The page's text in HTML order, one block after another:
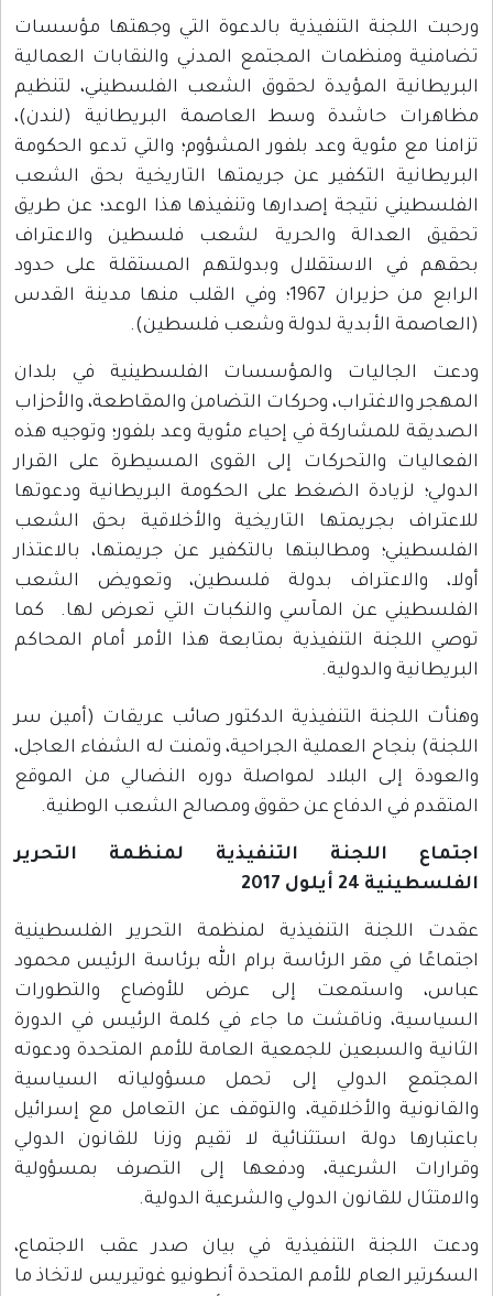
ورحبت اللجنة التنفيذية بالدعوة التي وجهتها مؤسسات
تضامنية ومنظمات المجتمع المدني والنقابات العمالية
البريطانية المؤيدة لحقوق الشعب الفلسطيني، لتنظيم
مظاهرات حاشدة وسط العاصمة البريطانية (لندن)،
تزامنا مع مئوية وعد بلفور المشؤوم؛ والتي تدعو الحكومة
البريطانية التكفير عن جريمتها التاريخية بحق الشعب
الفلسطيني نتيجة إصدارها وتنفيذها هذا الوعد؛ عن طريق
تحقيق العدالة والحرية لشعب فلسطين والاعتراف
بحقهم في الاستقلال وبدولتهم المستقلة على حدود
الرابع من حزيران 1967؛ وفي القلب منها مدينة القدس
(العاصمة الأبدية لدولة وشعب فلسطين).
ودعت الجاليات والمؤسسات الفلسطينية في بلدان
المهجر والاغتراب، وحركات التضامن والمقاطعة، والأحزاب
الصديقة للمشاركة في إحياء مئوية وعد بلفور؛ وتوجيه هذه
الفعاليات والتحركات إلى القوى المسيطرة على القرار
الدولي؛ لزيادة الضغط على الحكومة البريطانية ودعوتها
للاعتراف بجريمتها التاريخية والأخلاقية بحق الشعب
الفلسطيني؛ ومطالبتها بالتكفير عن جريمتها، بالاعتذار
أولا، والاعتراف بدولة فلسطين، وتعويض الشعب
الفلسطيني عن المآسي والنكبات التي تعرض لها. كما
توصي اللجنة التنفيذية بمتابعة هذا الأمر أمام المحاكم
البريطانية والدولية.
وهنأت اللجنة التنفيذية الدكتور صائب عريقات (أمين سر
اللجنة) بنجاح العملية الجراحية، وتمنت له الشفاء العاجل،
والعودة إلى البلاد لمواصلة دوره النضالي من الموقع
المتقدم في الدفاع عن حقوق ومصالح الشعب الوطنية.
اجتماع اللجنة التنفيذية لمنظمة التحرير
الفلسطينية 24 أيلول 2017
‏عقدت اللجنة التنفيذية لمنظمة التحرير الفلسطينية
اجتماعًا في مقر الرئاسة برام الله برئاسة الرئيس محمود
عباس، واستمعت إلى عرض للأوضاع والتطورات
السياسية، وناقشت ما جاء في كلمة الرئيس في الدورة
الثانية والسبعين للجمعية العامة للأمم المتحدة ودعوته
المجتمع الدولي إلى تحمل مسؤولياته السياسية
والقانونية والأخلاقية، والتوقف عن التعامل مع إسرائيل
باعتبارها دولة استثنائية لا تقيم وزنا للقانون الدولي
وقرارات الشرعية، ودفعها إلى التصرف بمسؤولية
والامتثال للقانون الدولي والشرعية الدولية.
ودعت اللجنة التنفيذية في بيان صدر عقب الاجتماع،
السكرتير العام للأمم المتحدة أنطونيو غوتيريس لاتخاذ ما